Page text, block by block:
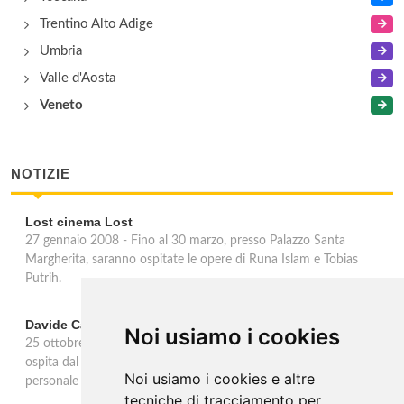
Noi usiamo i cookies
Noi usiamo i cookies e altre
tecniche di tracciamento per
In provincia di Padova, Regione Veneto
Inlingua Padova
In provincia di Padova, Regione Veneto
Courses of english, french, german, spanish, russian,
In provincia di Rovigo, Regione Veneto
Courses of english, french, german, spanish, russian,
Trentino Alto Adige
Umbria
Valle d'Aosta
Veneto
NOTIZIE
Lost cinema Lost
27 gennaio 2008 - Fino al 30 marzo, presso Palazzo Santa
Margherita, saranno ospitate le opere di Runa Islam e Tobias
Putrih.
Davide Cantoni
25 ottobre 2007 - La Galleria Blindarte Contemporanea di Napoli
ospita dal 25 ottobre all'11 gennaio 2008 la seconda mostra
personale di Davide Cantoni.